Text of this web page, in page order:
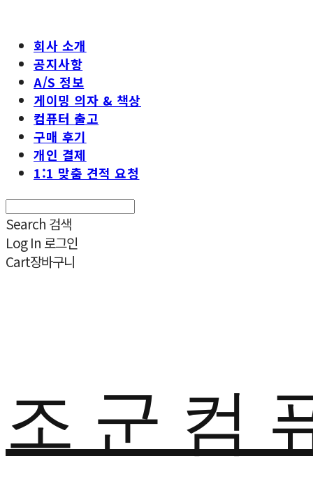
회사 소개
공지사항
A/S 정보
게이밍 의자 & 책상
컴퓨터 출고
구매 후기
개인 결제
1:1 맞춤 견적 요청
Search 검색
Log In 로그인
Cart장바구니
조 군 컴